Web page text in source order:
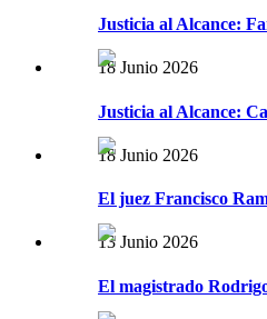
Justicia al Alcance:
18 Junio 2026
Justicia al Alcance:
18 Junio 2026
El juez Francisco
13 Junio 2026
El magistrado